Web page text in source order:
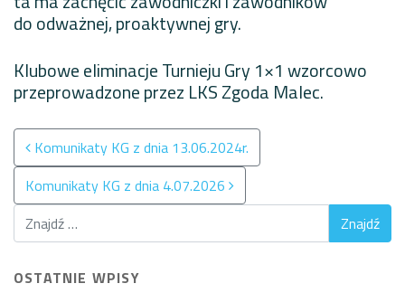
do odważnej, proaktywnej gry.
Klubowe eliminacje Turnieju Gry 1×1 wzorcowo
przeprowadzone przez LKS Zgoda Malec.
Nawigacja po wpisach
Komunikaty KG z dnia 13.06.2024r.
Komunikaty KG z dnia 4.07.2026
OSTATNIE WPISY